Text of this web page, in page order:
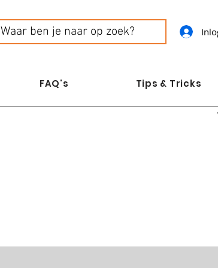
Waar ben je naar op zoek?
FAQ's Tips & Tricks